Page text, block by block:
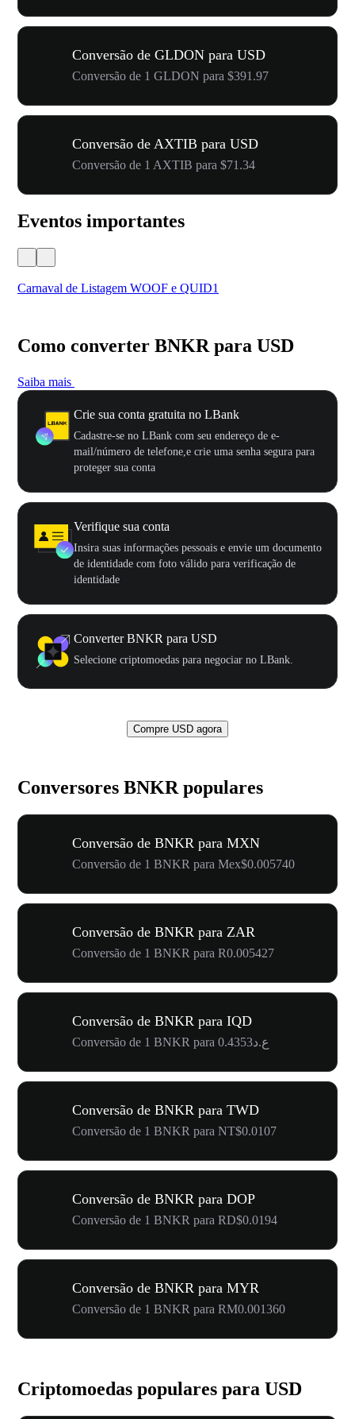
Conversão de GLDON para USD
Conversão de 1 GLDON para $391.97
Conversão de AXTIB para USD
Conversão de 1 AXTIB para $71.34
Eventos importantes
Carnaval de Listagem WOOF e QUID1
Como converter BNKR para USD
Saiba mais
Crie sua conta gratuita no LBank
Cadastre-se no LBank com seu endereço de e-
mail/número de telefone,e crie uma senha segura para
proteger sua conta
Verifique sua conta
Insira suas informações pessoais e envie um documento
de identidade com foto válido para verificação de
identidade
Converter BNKR para USD
Selecione criptomoedas para negociar no LBank.
Compre USD agora
Conversores BNKR populares
Conversão de BNKR para MXN
Conversão de 1 BNKR para Mex$0.005740
Conversão de BNKR para ZAR
Conversão de 1 BNKR para R0.005427
Conversão de BNKR para IQD
Conversão de 1 BNKR para ع.د0.4353
Conversão de BNKR para TWD
Conversão de 1 BNKR para NT$0.0107
Conversão de BNKR para DOP
Conversão de 1 BNKR para RD$0.0194
Conversão de BNKR para MYR
Conversão de 1 BNKR para RM0.001360
Criptomoedas populares para USD